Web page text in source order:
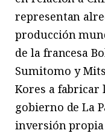
representan
producción
de la francesa
Sumitomo y
Kores a fabricar
gobierno de La
inversión propia